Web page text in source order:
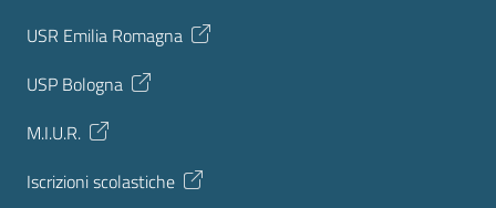
USR Emilia Romagna
USP Bologna
M.I.U.R.
Iscrizioni scolastiche